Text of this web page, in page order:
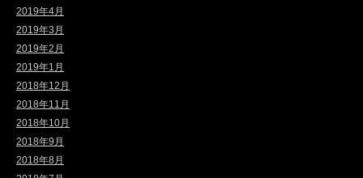
2019年4月
2019年3月
2019年2月
2019年1月
2018年12月
2018年11月
2018年10月
2018年9月
2018年8月